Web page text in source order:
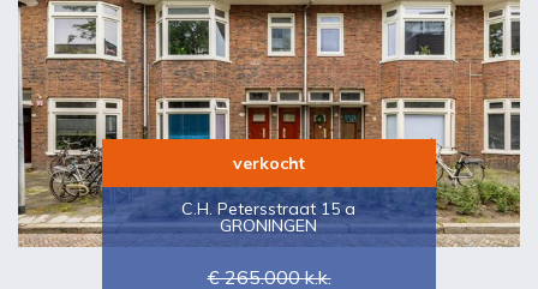
verkocht
C.H. Petersstraat 15 a
GRONINGEN
€ 265.000k.k.